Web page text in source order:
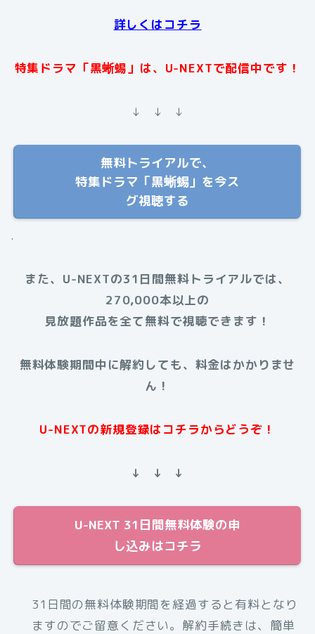
詳しくはコチラ
特集ドラマ「黒蜥蜴」は、U-NEXTで配信中です！
↓ ↓ ↓
無料トライアルで、
特集ドラマ「黒蜥蜴」を今ス
グ視聴する
.
また、U-NEXTの31日間無料トライアルでは、
270,000本以上の
見放題作品を全て無料で視聴できます！
無料体験期間中に解約しても、料金はかかりませ
ん！
U-NEXTの新規登録はコチラからどうぞ！
↓ ↓ ↓
U-NEXT 31日間無料体験の申
し込みはコチラ
31日間の無料体験期間を経過すると有料となり
ますのでご留意ください。解約手続きは、簡単